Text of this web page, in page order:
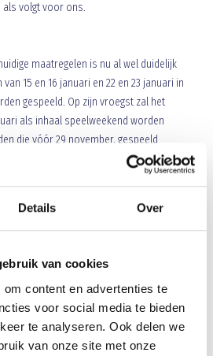
Details Over
van cookies
content en advertenties te
voor social media te bieden
te analyseren. Ook delen we
van onze site met onze
als volgt voor ons.
maatregelen is nu al wel duidelijk
15 en 16 januari en 22 en 23 januari in
gespeeld. Op zijn vroegst zal het
als inhaal speelweekend worden
die vóór 29 november, gespeeld
zijn afgelast (met uitzondering van
De competities die spelen
worden heringedeeld voor de
wedstrijden in het programma
wedstrijden laten we daarom ook
deze wedstrijden niet willen spelen,
onder vermelding van het